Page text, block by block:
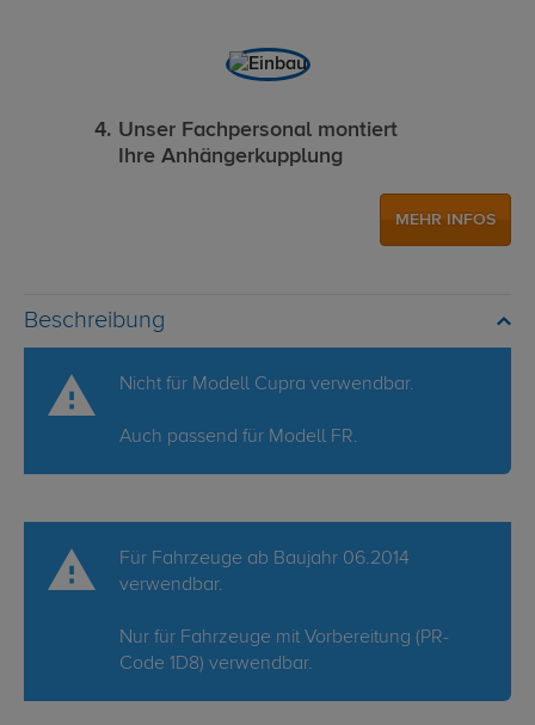
Unser Fachpersonal montiert
Ihre Anhängerkupplung
MEHR INFOS
Beschreibung
Nicht für Modell Cupra verwendbar.
Auch passend für Modell FR.
Für Fahrzeuge ab Baujahr 06.2014
verwendbar.
Nur für Fahrzeuge mit Vorbereitung (PR-
Code 1D8) verwendbar.